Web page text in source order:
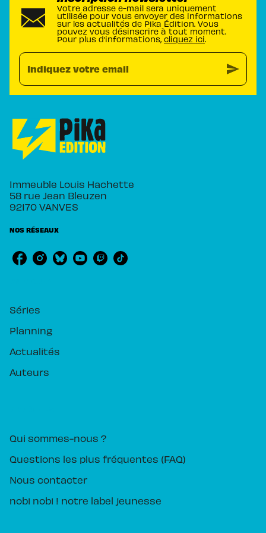
Votre adresse e-mail sera uniquement
utilisée pour vous envoyer des informations
sur les actualités de Pika Édition. Vous
pouvez vous désinscrire à tout moment.
Pour plus d’informations, cliquez ici.
Indiquez votre email send
Immeuble Louis Hachette
58 rue Jean Bleuzen
92170 VANVES
NOS RÉSEAUX
Séries
Planning
Actualités
Auteurs
Qui sommes-nous ?
Questions les plus fréquentes (FAQ)
Nous contacter
nobi nobi ! notre label jeunesse